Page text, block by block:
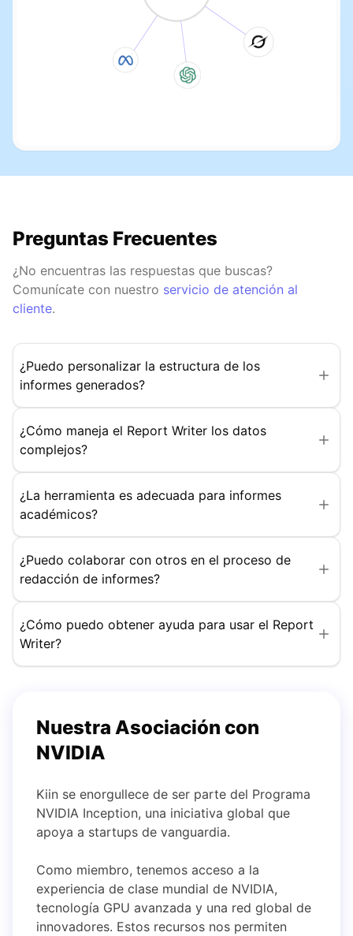
Preguntas Frecuentes
¿No encuentras las respuestas que buscas?
Comunícate con nuestro servicio de atención al
cliente.
¿Puedo personalizar la estructura de los
informes generados?
¿Cómo maneja el Report Writer los datos
complejos?
¿La herramienta es adecuada para informes
académicos?
¿Puedo colaborar con otros en el proceso de
redacción de informes?
¿Cómo puedo obtener ayuda para usar el Report
Writer?
Nuestra Asociación con
NVIDIA
Kiin se enorgullece de ser parte del Programa
NVIDIA Inception, una iniciativa global que
apoya a startups de vanguardia.
Como miembro, tenemos acceso a la
experiencia de clase mundial de NVIDIA,
tecnología GPU avanzada y una red global de
innovadores. Estos recursos nos permiten